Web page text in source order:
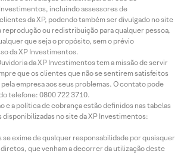
incluindo assessores de
da XP, podendo também ser divulgado no site
reprodução ou redistribuição para qualquer pessoa,
que seja o propósito, sem o prévio
da XP Investimentos.
da XP Investimentos tem a missão de servir
que os clientes que não se sentirem satisfeitos
empresa aos seus problemas. O contato pode
telefone: 0800 722 3710.
e a política de cobrança estão definidos nas tabelas
no site da XP Investimentos:
se exime de qualquer responsabilidade por quaisquer
que venham a decorrer da utilização deste